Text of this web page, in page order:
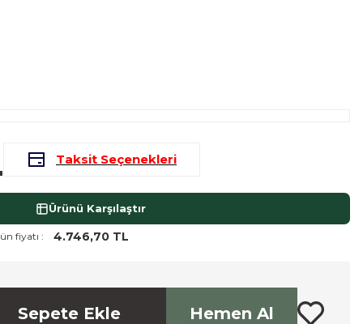
Taksit Seçenekleri
Ürünü Karşılaştır
fiyatı : 4.746,70 TL
Sepete Ekle Hemen Al